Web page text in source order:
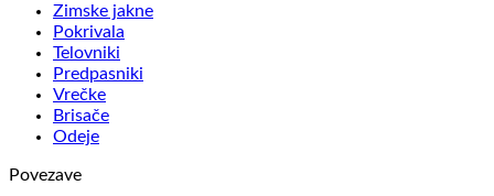
Zimske jakne
Pokrivala
Telovniki
Predpasniki
Vrečke
Brisače
Odeje
Povezave